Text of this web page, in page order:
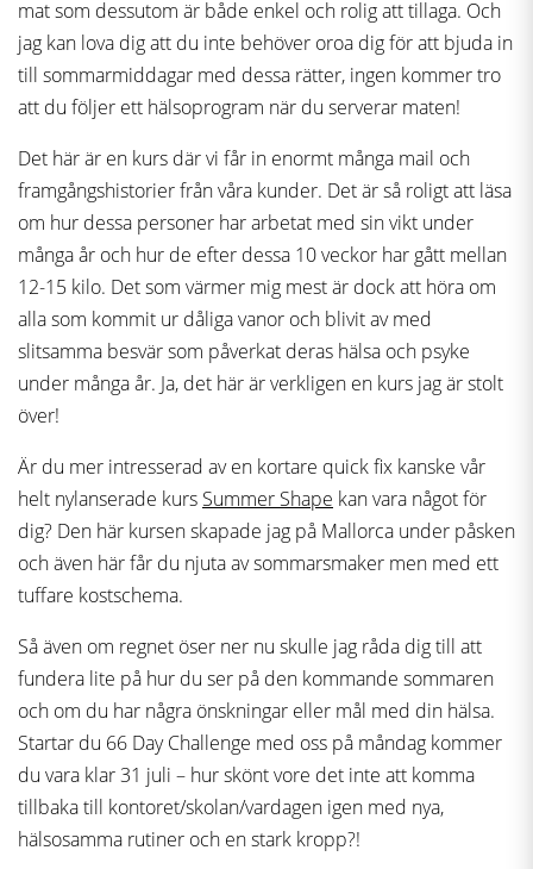
mat som dessutom är både enkel och rolig att tillaga. Och
jag kan lova dig att du inte behöver oroa dig för att bjuda in
till sommarmiddagar med dessa rätter, ingen kommer tro
att du följer ett hälsoprogram när du serverar maten!
Det här är en kurs där vi får in enormt många mail och
framgångshistorier från våra kunder. Det är så roligt att läsa
om hur dessa personer har arbetat med sin vikt under
många år och hur de efter dessa 10 veckor har gått mellan
12-15 kilo. Det som värmer mig mest är dock att höra om
alla som kommit ur dåliga vanor och blivit av med
slitsamma besvär som påverkat deras hälsa och psyke
under många år. Ja, det här är verkligen en kurs jag är stolt
över!
Är du mer intresserad av en kortare quick fix kanske vår
helt nylanserade kurs Summer Shape kan vara något för
dig? Den här kursen skapade jag på Mallorca under påsken
och även här får du njuta av sommarsmaker men med ett
tuffare kostschema.
Så även om regnet öser ner nu skulle jag råda dig till att
fundera lite på hur du ser på den kommande sommaren
och om du har några önskningar eller mål med din hälsa.
Startar du 66 Day Challenge med oss på måndag kommer
du vara klar 31 juli – hur skönt vore det inte att komma
tillbaka till kontoret/skolan/vardagen igen med nya,
hälsosamma rutiner och en stark kropp?!